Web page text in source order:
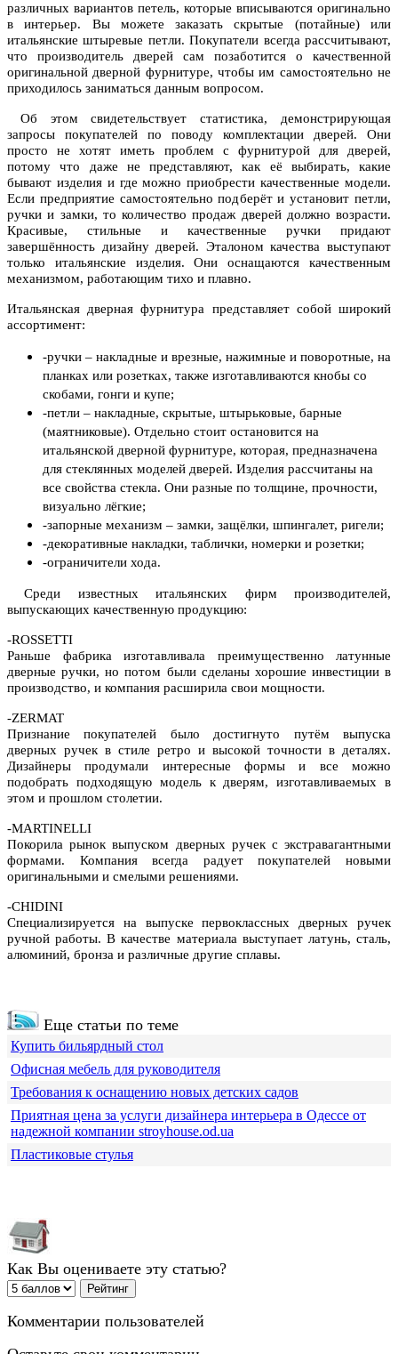
различных вариантов петель, которые вписываются оригинально
в интерьер. Вы можете заказать скрытые (потайные) или
итальянские штыревые петли. Покупатели всегда рассчитывают,
что производитель дверей сам позаботится о качественной
оригинальной дверной фурнитуре, чтобы им самостоятельно не
приходилось заниматься данным вопросом.
Об этом свидетельствует статистика, демонстрирующая
запросы покупателей по поводу комплектации дверей. Они
просто не хотят иметь проблем с фурнитурой для дверей,
потому что даже не представляют, как её выбирать, какие
бывают изделия и где можно приобрести качественные модели.
Если предприятие самостоятельно подберёт и установит петли,
ручки и замки, то количество продаж дверей должно возрасти.
Красивые, стильные и качественные ручки придают
завершённость дизайну дверей. Эталоном качества выступают
только итальянские изделия. Они оснащаются качественным
механизмом, работающим тихо и плавно.
Итальянская дверная фурнитура представляет собой широкий
ассортимент:
-ручки – накладные и врезные, нажимные и поворотные, на
планках или розетках, также изготавливаются кнобы со
скобами, гонги и купе;
-петли – накладные, скрытые, штырьковые, барные
(маятниковые). Отдельно стоит остановится на
итальянской дверной фурнитуре, которая, предназначена
для стеклянных моделей дверей. Изделия рассчитаны на
все свойства стекла. Они разные по толщине, прочности,
визуально лёгкие;
-запорные механизм – замки, защёлки, шпингалет, ригели;
-декоративные накладки, таблички, номерки и розетки;
-ограничители хода.
Среди известных итальянских фирм производителей,
выпускающих качественную продукцию:
-ROSSETTI
Раньше фабрика изготавливала преимущественно латунные
дверные ручки, но потом были сделаны хорошие инвестиции в
производство, и компания расширила свои мощности.
-ZERMAT
Признание покупателей было достигнуто путём выпуска
дверных ручек в стиле ретро и высокой точности в деталях.
Дизайнеры продумали интересные формы и все можно
подобрать подходящую модель к дверям, изготавливаемых в
этом и прошлом столетии.
-MARTINELLI
Покорила рынок выпуском дверных ручек с экстравагантными
формами. Компания всегда радует покупателей новыми
оригинальными и смелыми решениями.
-CHIDINI
Специализируется на выпуске первоклассных дверных ручек
ручной работы. В качестве материала выступает латунь, сталь,
алюминий, бронза и различные другие сплавы.
Еще статьи по теме
Купить бильярдный стол
Офисная мебель для руководителя
Требования к оснащению новых детских садов
Приятная цена за услуги дизайнера интерьера в Одессе от
надежной компании stroyhouse.od.ua
Пластиковые стулья
Как Вы оцениваете эту статью?
Комментарии пользователей